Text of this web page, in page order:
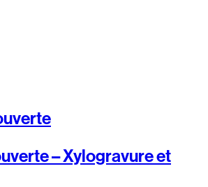
– Xylogravure et